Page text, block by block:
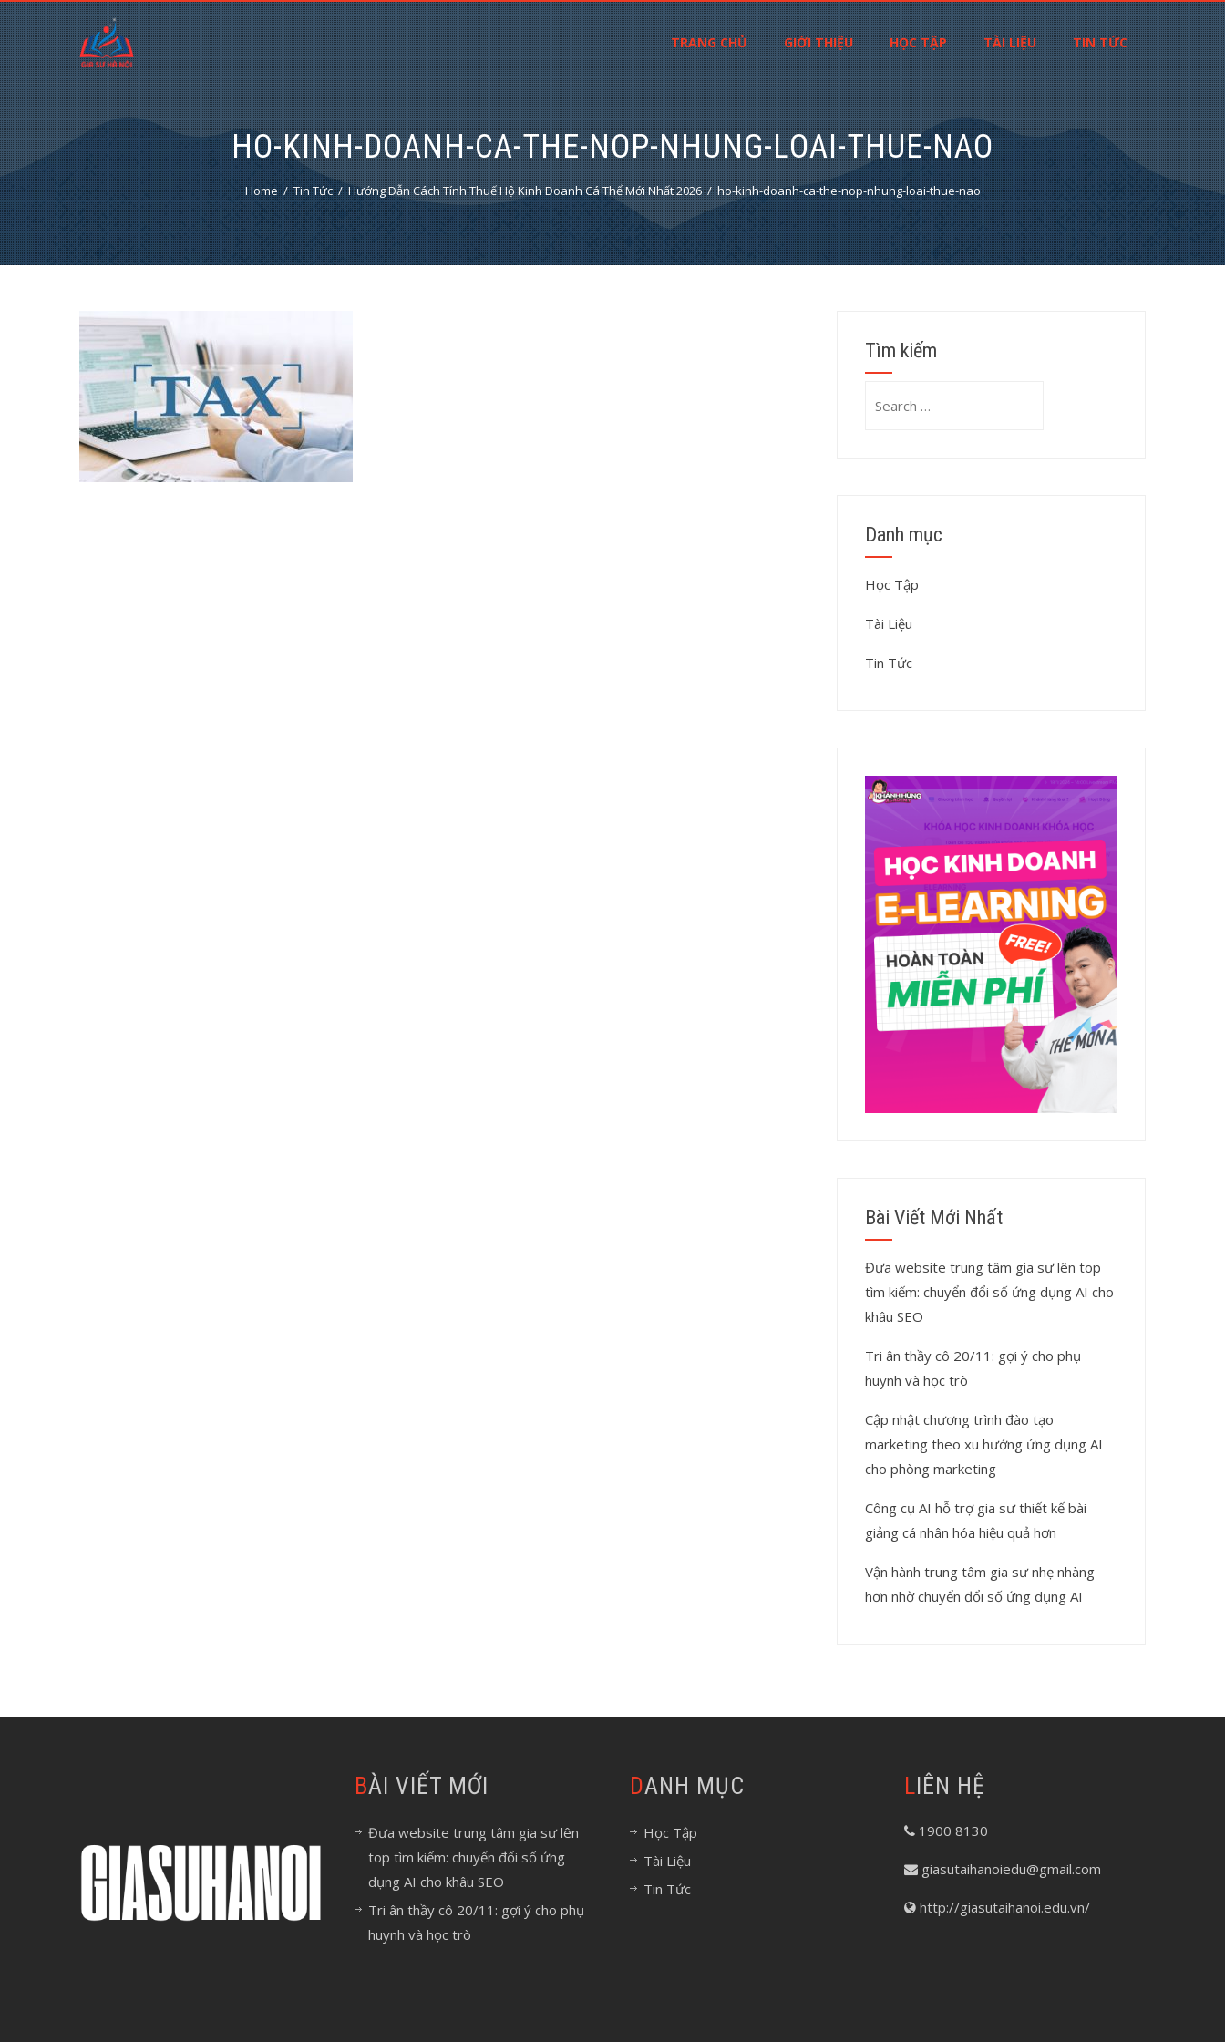
TRANG CHỦ GIỚI THIỆU HỌC TẬP TÀI LIỆU TIN TỨC
HO-KINH-DOANH-CA-THE-NOP-NHUNG-LOAI-THUE-NAO
Home Tin Tức Hướng Dẫn Cách Tính Thuế Hộ Kinh Doanh Cá Thể Mới Nhất 2026 ho-kinh-doanh-ca-the-nop-nhung-loai-thue-nao
Tìm kiếm
Danh mục
Học Tập
Tài Liệu
Tin Tức
Bài Viết Mới Nhất
Đưa website trung tâm gia sư lên top
tìm kiếm: chuyển đổi số ứng dụng AI cho
khâu SEO
Tri ân thầy cô 20/11: gợi ý cho phụ
huynh và học trò
Cập nhật chương trình đào tạo
marketing theo xu hướng ứng dụng AI
cho phòng marketing
Công cụ AI hỗ trợ gia sư thiết kế bài
giảng cá nhân hóa hiệu quả hơn
Vận hành trung tâm gia sư nhẹ nhàng
hơn nhờ chuyển đổi số ứng dụng AI
BÀI VIẾT MỚI
Đưa website trung tâm gia sư lên
top tìm kiếm: chuyển đổi số ứng
dụng AI cho khâu SEO
Tri ân thầy cô 20/11: gợi ý cho phụ
huynh và học trò
DANH MỤC
Học Tập
Tài Liệu
Tin Tức
LIÊN HỆ
1900 8130
giasutaihanoiedu@gmail.com
http://giasutaihanoi.edu.vn/